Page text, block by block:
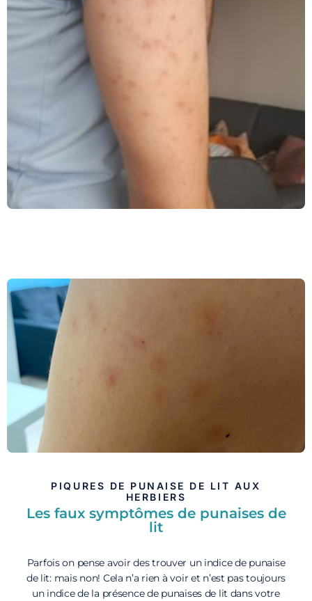
PIQURES DE PUNAISE DE LIT AUX
HERBIERS
Les faux symptômes de punaises de
lit
Parfois on pense avoir des trouver un indice de punaise
de lit: mais non! Cela n’a rien à voir et n’est pas toujours
un indice de la présence de punaises de lit dans votre